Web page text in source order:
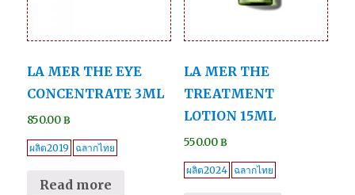
LA MER THE EYE
CONCENTRATE 3ML
850.00฿
ผลิต2019 ฉลากไทย
Read more
LA MER THE
TREATMENT
LOTION 15ML
550.00฿
ผลิต2024 ฉลากไทย